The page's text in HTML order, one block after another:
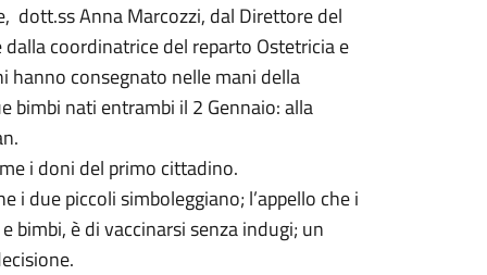
Anna Marcozzi, dal Direttore del
coordinatrice del reparto Ostetricia e
hanno consegnato nelle mani della
bimbi nati entrambi il 2 Gennaio: alla
i doni del primo cittadino.
i due piccoli simboleggiano; l’appello che i
bimbi, è di vaccinarsi senza indugi; un